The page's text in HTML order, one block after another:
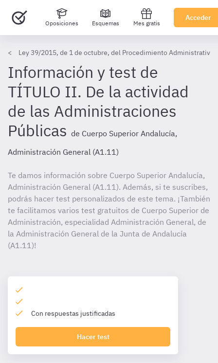
Oposiciones Esquemas Mes gratis
Acceder
Ley 39/2015, de 1 de octubre, del Procedimiento Administrativo
Información y test de
TÍTULO II. De la actividad
de las Administraciones
Públicas de Cuerpo Superior Andalucía,
Administración General (A1.11)
Te damos información sobre Cuerpo Superior Andalucía,
Administración General (A1.11). Además, si te suscribes,
podrás hacer test personalizados de este tema. ¡También
te facilitamos varios test gratuitos de Cuerpo Superior de
Administración, especialidad Administración General, de
la Administración General de la Junta de Andalucía
(A1.11)!
Con respuestas justificadas
Hacer test